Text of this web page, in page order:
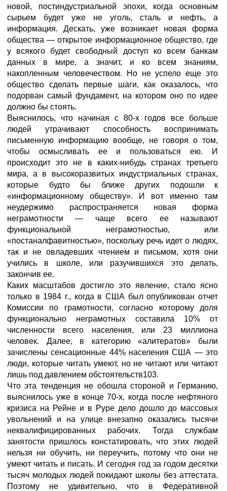
новой, постиндустриальной эпохи, когда основным
сырьем будет уже не уголь, сталь и нефть, а
информация. Дескать, уже возникает новая форма
общества — открытое информационное общество, где
у всякого будет свободный доступ ко всем банкам
данных в мире, а значит, и ко всем знаниям,
накопленным человечеством. Но не успело еще это
общество сделать первые шаги, как оказалось, что
подорван самый фундамент, на котором оно по идее
должно бы стоять.
Выяснилось, что начиная с 80-х годов все больше
людей утрачивают способность воспринимать
письменную информацию вообще, не говоря о том,
чтобы осмысливать ее и пользоваться ею. И
происходит это не в каких-нибудь странах третьего
мира, а в высокоразвитых индустриальных странах,
которые будто бы ближе других подошли к
«информационному обществу». И вот именно там
неудержимо распространяется новая форма
неграмотности — чаще всего ее называют
функциональной неграмотностью, или
«постаналфавитностью», поскольку речь идет о людях,
так и не овладевших чтением и письмом, хотя они
учились в школе, или разучившихся это делать,
закончив ее.
Каких масштабов достигло это явление, стало ясно
только в 1984 г., когда в США был опубликован отчет
Комиссии по грамотности, согласно которому доля
функционально неграмотных составила 10% от
численности всего населения, или 23 миллиона
человек. Далее, в категорию «алитератов» были
зачислены сенсационные 44% населения США — это
люди, которые читать умеют, но не читают или читают
лишь под давлением обстоятельств103.
Что эта тенденция не обошла стороной и Германию,
выяснилось уже в конце 70-х, когда после нефтяного
кризиса на Рейне и в Руре дело дошло до массовых
увольнений и на улице внезапно оказались тысячи
неквалифицированных рабочих. Тогда службам
занятости пришлось констатировать, что этих людей
нельзя ни обучить, ни переучить, потому что они не
умеют читать и писать. И сегодня год за годом десятки
тысяч молодых людей покидают школы без аттестата.
Поэтому не удивительно, что в Федеративной